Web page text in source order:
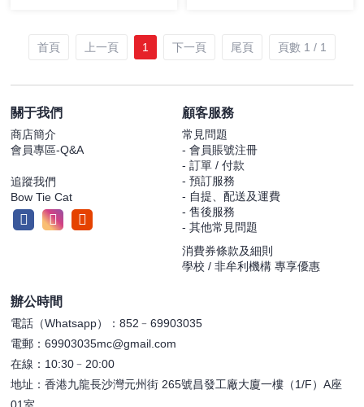
首頁 上一頁 1 下一頁 尾頁 頁數 1 / 1
關于我們
商店簡介
會員專區-Q&A
追蹤我們
Bow Tie Cat
顧客服務
常見問題
- 會員賬號注冊
- 訂單 / 付款
- 預訂服務
- 自提、配送及運費
- 售後服務
- 其他常見問題
消費券條款及細則
學校 / 非牟利機構 專享優惠
辦公時間
電話（Whatsapp）：852﹣69903035
電郵：69903035mc@gmail.com
在線：10:30﹣20:00
地址：香港九龍長沙灣元州街 265號昌發工廠大廈一樓（1/F）A座
01室